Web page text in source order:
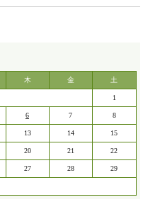
木 金 土
1
6 7 8
13 14 15
20 21 22
27 28 29